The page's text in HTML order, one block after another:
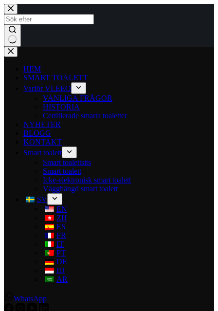
HEM
SMART TOALETT
Varför VLEEO
VANLIGA FRÅGOR
HISTORIA
Certifierade smarta toaletter
NYHETER
BLOGG
KONTAKT
Smart toalett
Smart toalettsits
Smart toalett
Icke-elektronisk smart toalett
Vägghängd smart toalett
SV
EN
ZH
ES
FR
IT
PT
DE
ID
AR
WhatsApp